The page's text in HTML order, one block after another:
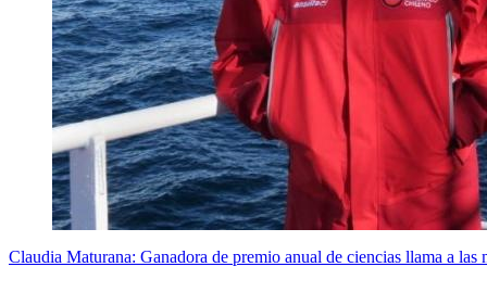
Claudia Maturana: Ganadora de premio anual de ciencias llama a las